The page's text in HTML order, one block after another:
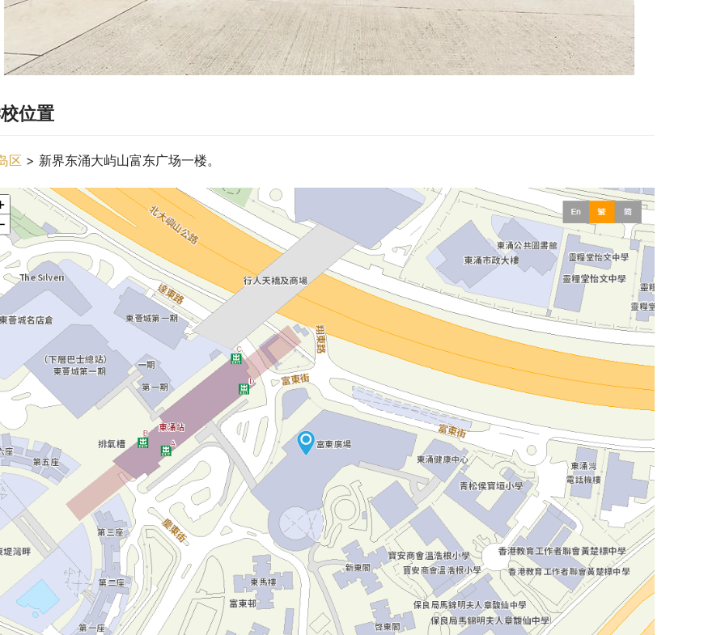
位置
区 > 新界东涌大屿山富东广场一楼。